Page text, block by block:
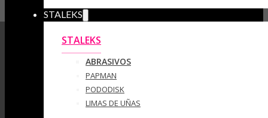
STALEKS
STALEKS
ABRASIVOS
PAPMAN
PODODISK
LIMAS DE UÑAS